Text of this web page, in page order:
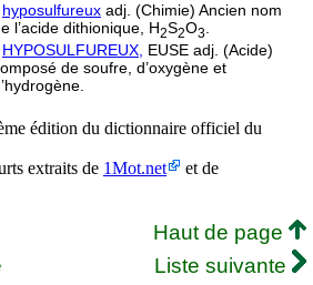
hyposulfureux adj. (Chimie) Ancien nom
l’acide dithionique, H2S2O3
HYPOSULFUREUX, EUSE adj. (Acide)
de soufre, d’oxygène et
édition du dictionnaire officiel du
extraits de 1Mot.net
et de
Haut de page
Liste suivante